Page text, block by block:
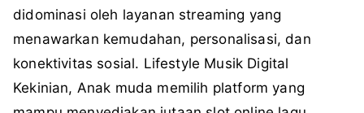
didominasi oleh layanan streaming yang
menawarkan kemudahan, personalisasi, dan
konektivitas sosial. Lifestyle Musik Digital
Kekinian, Anak muda memilih platform yang